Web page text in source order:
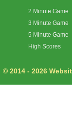
2 Minute Game
3 Minute Game
5 Minute Game
High Scores
© 2014 - 2026